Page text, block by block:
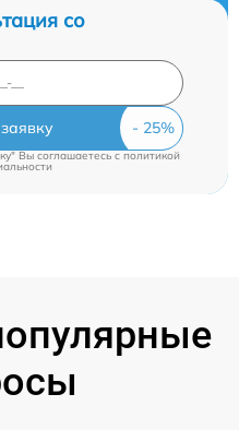
со
Вы соглашаетесь cполитикой